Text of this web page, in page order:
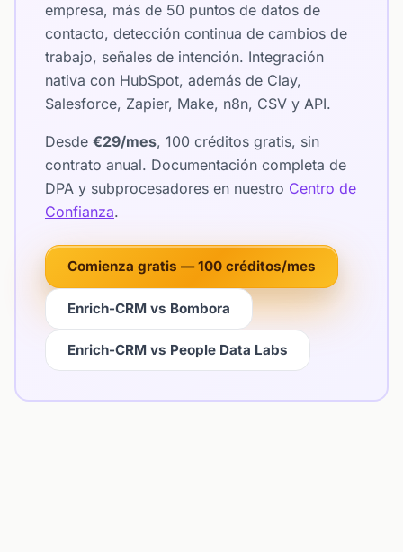
empresa, más de 50 puntos de datos de
contacto, detección continua de cambios de
trabajo, señales de intención. Integración
nativa con HubSpot, además de Clay,
Salesforce, Zapier, Make, n8n, CSV y API.
Desde €29/mes, 100 créditos gratis, sin
contrato anual. Documentación completa de
DPA y subprocesadores en nuestro Centro de
Confianza.
Comienza gratis — 100 créditos/mes
Enrich-CRM vs Bombora
Enrich-CRM vs People Data Labs